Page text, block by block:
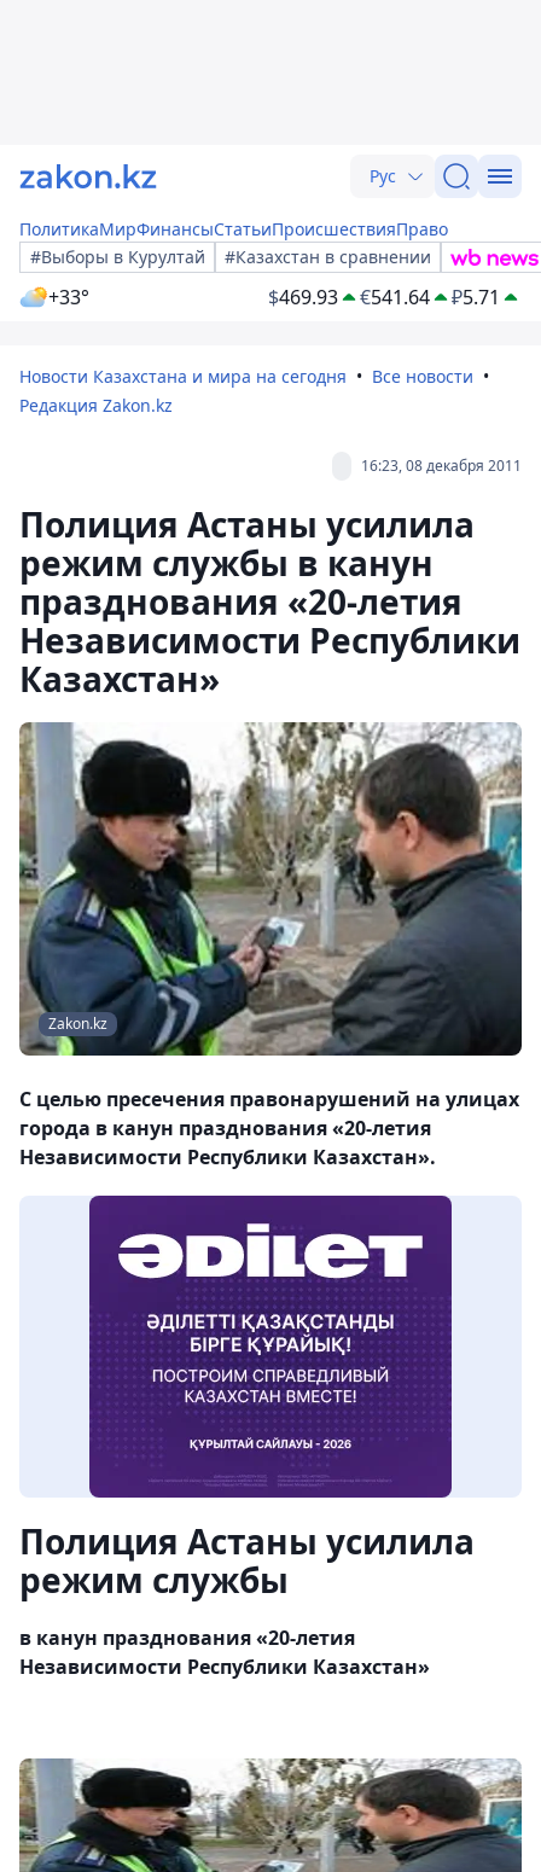
Рус
ПолитикаМирФинансыСтатьиПроисшествияПраво
#Выборы в Курултай
#Казахстан в сравнении
+33° $469.93 €541.64 ₽5.71
Новости Казахстана и мира на сегодня
Все новости
Редакция Zakon.kz
16:23, 08 декабря 2011
Полиция Астаны усилила
режим службы в канун
празднования «20-летия
Независимости Республики
Казахстан»
Zakon.kz
С целью пресечения правонарушений на улицах
города в канун празднования «20-летия
Независимости Республики Казахстан».
Полиция Астаны усилила
режим службы
в канун празднования «20-летия
Независимости Республики Казахстан»